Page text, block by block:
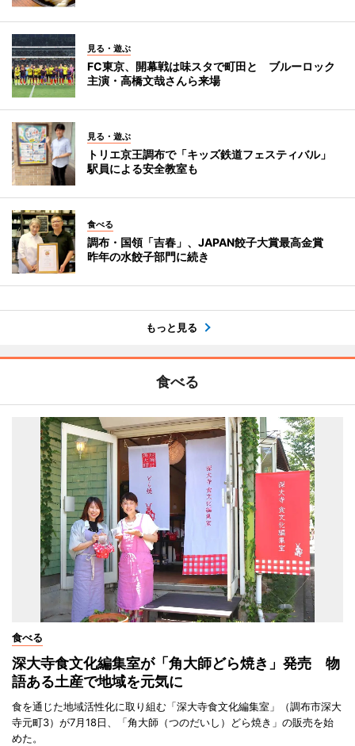
見る・遊ぶ
FC東京、開幕戦は味スタで町田と ブルーロック
主演・高橋文哉さんら来場
見る・遊ぶ
トリエ京王調布で「キッズ鉄道フェスティバル」
駅員による安全教室も
食べる
調布・国領「吉春」、JAPAN餃子大賞最高金賞
昨年の水餃子部門に続き
もっと見る
食べる
食べる
深大寺食文化編集室が「角大師どら焼き」発売 物
語ある土産で地域を元気に
食を通じた地域活性化に取り組む「深大寺食文化編集室」（調布市深大
寺元町3）が7月18日、「角大師（つのだいし）どら焼き」の販売を始
めた。